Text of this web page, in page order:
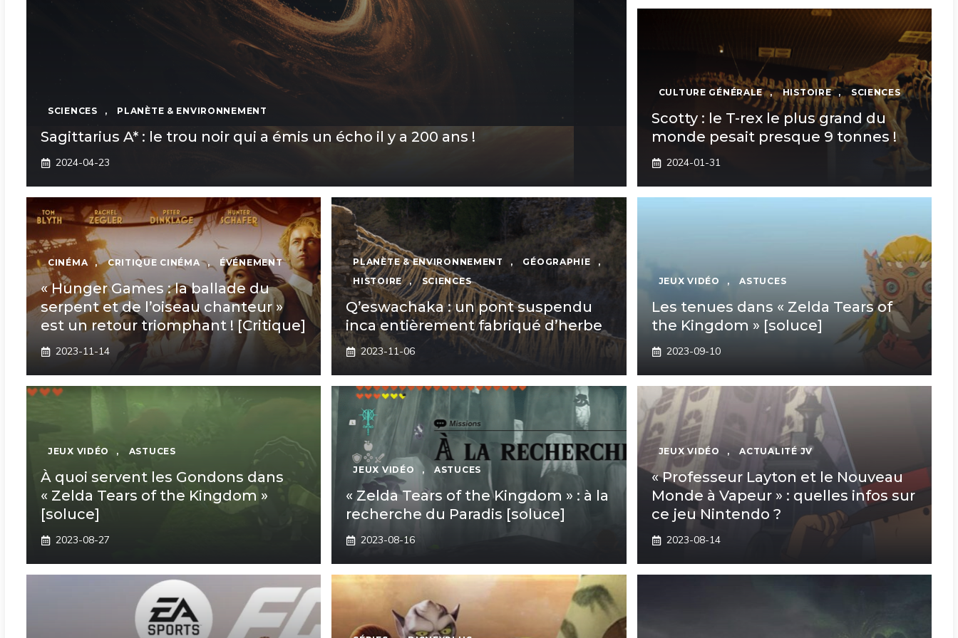
SCIENCES , PLANÈTE & ENVIRONNEMENT
Sagittarius A* : le trou noir qui a émis un écho il y a 200 ans !
2024-04-23
CULTURE GÉNÉRALE , HISTOIRE , SCIENCES
Scotty : le T-rex le plus grand du
monde pesait presque 9 tonnes !
2024-01-31
CINÉMA , CRITIQUE CINÉMA , ÉVÉNEMENT
« Hunger Games : la ballade du
serpent et de l’oiseau chanteur »
est un retour triomphant ! [Critique]
2023-11-14
PLANÈTE & ENVIRONNEMENT , GÉOGRAPHIE
,
HISTOIRE
, SCIENCES
Q’eswachaka : un pont suspendu
inca entièrement fabriqué d’herbe
2023-11-06
JEUX VIDÉO , ASTUCES
Les tenues dans « Zelda Tears of
the Kingdom » [soluce]
2023-09-10
JEUX VIDÉO , ASTUCES
À quoi servent les Gondons dans
« Zelda Tears of the Kingdom »
[soluce]
2023-08-27
JEUX VIDÉO , ASTUCES
« Zelda Tears of the Kingdom » : à la
recherche du Paradis [soluce]
2023-08-16
JEUX VIDÉO , ACTUALITÉ JV
« Professeur Layton et le Nouveau
Monde à Vapeur » : quelles infos sur
ce jeu Nintendo ?
2023-08-14